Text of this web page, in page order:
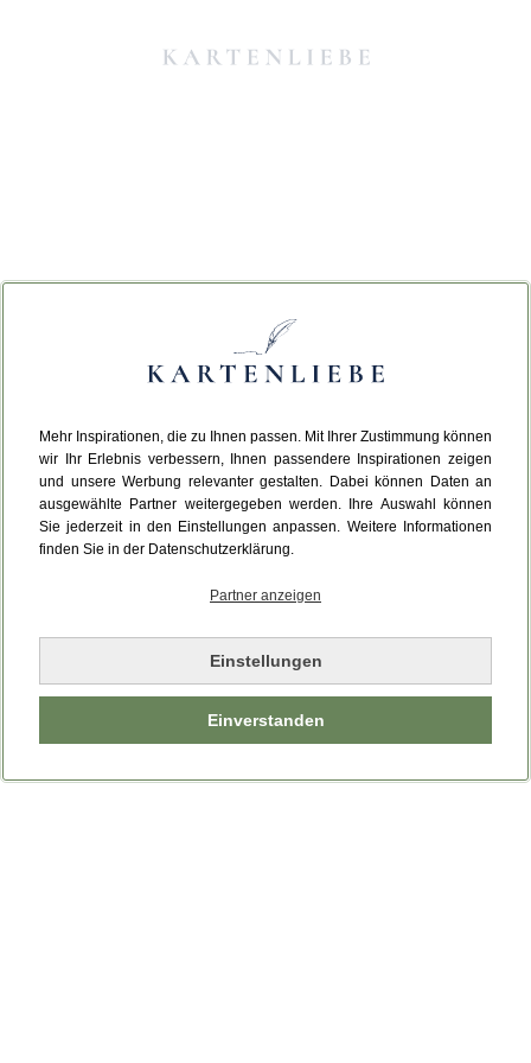
Mehr Inspirationen, die zu Ihnen passen. Mit Ihrer Zustimmung können
wir Ihr Erlebnis verbessern, Ihnen passendere Inspirationen zeigen
und unsere Werbung relevanter gestalten. Dabei können Daten an
ausgewählte Partner weitergegeben werden. Ihre Auswahl können
Sie jederzeit in den Einstellungen anpassen. Weitere Informationen
finden Sie in der Datenschutzerklärung.
Partner anzeigen
Einstellungen
Einverstanden
Da ist etwas schiefgelaufen.
Leider ist ein technischer Fehler aufgetreten.
Bitte laden Sie die Seite neu.